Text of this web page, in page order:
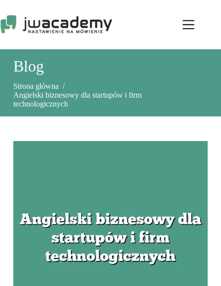
treści
Blog
Strona główna /
Angielski biznesowy dla startupów i firm
technologicznych